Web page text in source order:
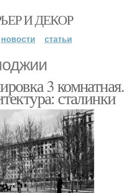
И ДЕКОР
новости статьи
3 комнатная.
сталинки